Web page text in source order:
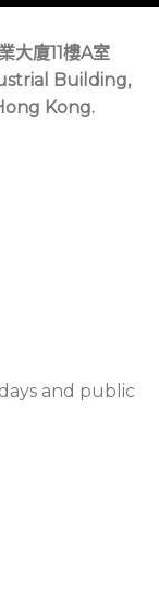
大廈11樓A室
Building,
Kong.
and public